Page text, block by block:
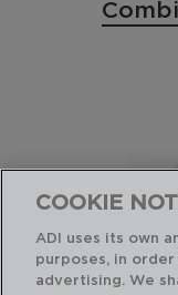
COOKIE
ADI uses its own
purposes, in
advertising. We